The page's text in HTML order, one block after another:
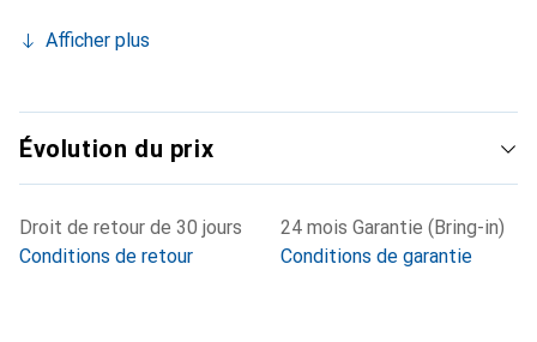
Afficher plus
Évolution du prix
Droit de retour de 30 jours
Conditions de retour
24 mois Garantie (Bring-in)
Conditions de garantie